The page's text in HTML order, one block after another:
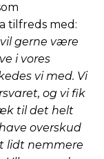
tilfreds med:
gerne være
i vores
vi med. Vi
og vi fik
til det helt
overskud
lidt nemmere